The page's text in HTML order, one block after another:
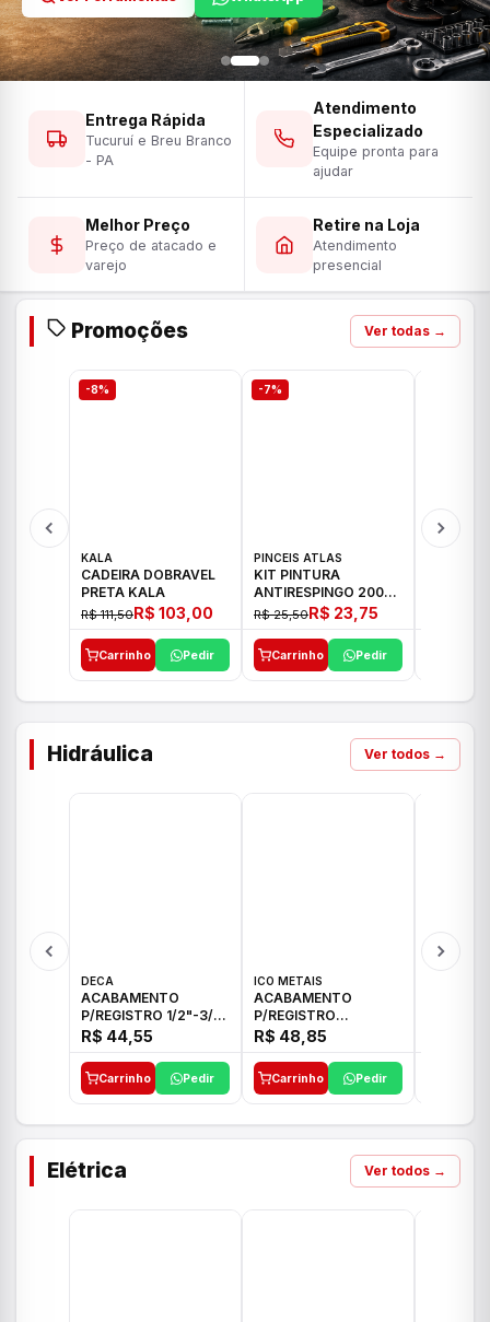
Entrega Rápida
Tucuruí e Breu Branco
- PA
Atendimento
Especializado
Equipe pronta para
ajudar
Melhor Preço
Preço de atacado e
varejo
Retire na Loja
Atendimento
presencial
Promoções Ver todas →
-8%
KALA
CADEIRA DOBRAVEL
PRETA KALA
R$ 111,50R$ 103,00
Carrinho Pedir
-7%
PINCEIS ATLAS
KIT PINTURA
ANTIRESPINGO 2003
ATLAS 03 PCS
R$ 25,50R$ 23,75
Carrinho Pedir
Hidráulica Ver todos →
DECA
ACABAMENTO
P/REGISTRO 1/2"-3/4"
E 1"C21.PQ DECA
R$ 44,55
Carrinho Pedir
ICO METAIS
ACABAMENTO
P/REGISTRO
1/2"-3/4"-1" ACB M
CS 33 ICO
R$ 48,85
Carrinho Pedir
Elétrica Ver todos →